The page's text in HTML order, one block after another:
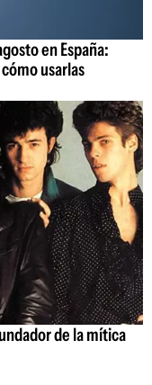
en España:
usarlas
de la mítica